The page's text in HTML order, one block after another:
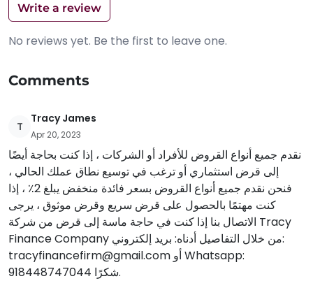
Write a review
No reviews yet. Be the first to leave one.
Comments
T
Tracy James
Apr 20, 2023
نقدم جميع أنواع القروض للأفراد أو الشركات ، إذا كنت بحاجة أيضًا
إلى قرض استثماري أو ترغب في توسيع نطاق عملك الحالي ،
فنحن نقدم جميع أنواع القروض بسعر فائدة منخفض يبلغ 2٪ ، إذا
كنت مهتمًا بالحصول على قرض سريع وقرض موثوق ، يرجى
الاتصال بنا إذا كنت في حاجة ماسة إلى قرض من شركة Tracy
Finance Company من خلال التفاصيل أدناه: بريد إلكتروني:
tracyfinancefirm@gmail.com
918448747044 شكرًا.